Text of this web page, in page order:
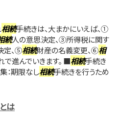
相続手続きは、大まかにいえば、①
続人の意思決定、③所得税に関す
定、⑤相続財産の名義変更、⑥相
で進んでいきます。 ■相続手続き
：期限なし相続手続きを行うため
は